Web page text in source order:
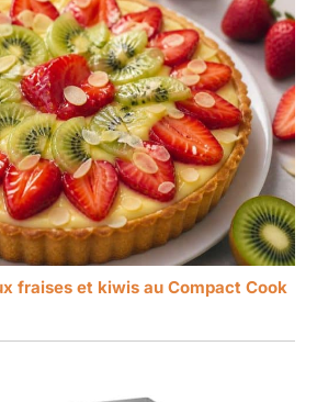
fraises et kiwis au Compact Cook